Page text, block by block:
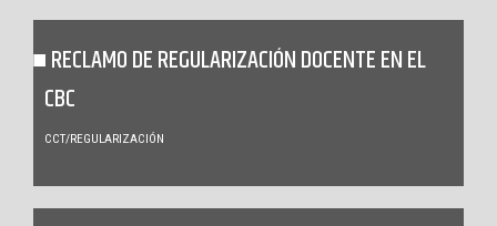
RECLAMO DE REGULARIZACIÓN DOCENTE EN EL
CBC
CCT/REGULARIZACIÓN